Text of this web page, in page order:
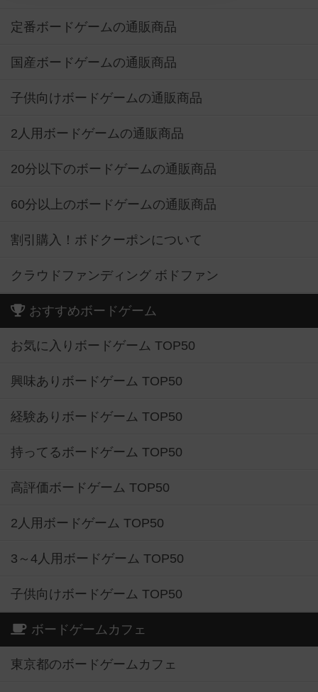
定番ボードゲームの通販商品
国産ボードゲームの通販商品
子供向けボードゲームの通販商品
2人用ボードゲームの通販商品
20分以下のボードゲームの通販商品
60分以上のボードゲームの通販商品
割引購入！ボドクーポンについて
クラウドファンディング ボドファン
おすすめボードゲーム
お気に入りボードゲーム TOP50
興味ありボードゲーム TOP50
経験ありボードゲーム TOP50
持ってるボードゲーム TOP50
高評価ボードゲーム TOP50
2人用ボードゲーム TOP50
3～4人用ボードゲーム TOP50
子供向けボードゲーム TOP50
ボードゲームカフェ
東京都のボードゲームカフェ